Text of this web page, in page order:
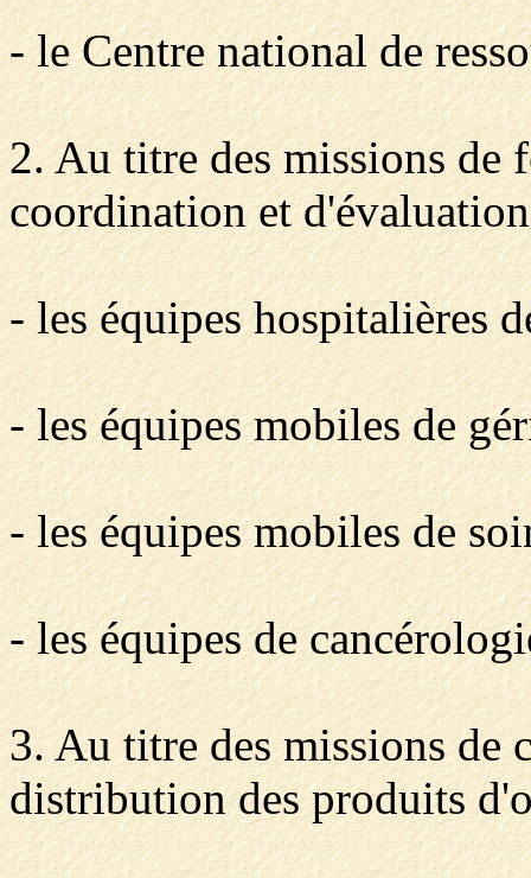
- le Centre national de
2. Au titre des missions de
coordination et
- les équipes hospitalières
- les équipes mobiles de
- les équipes mobiles de
- les équipes de
3. Au titre des missions de
distribution des produits